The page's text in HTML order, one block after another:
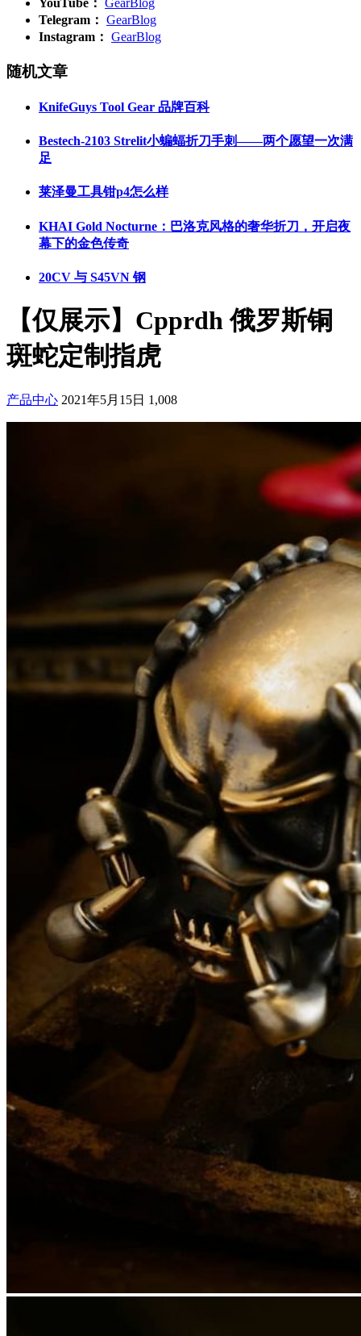
Telegram： GearBlog
Instagram： GearBlog
随机文章
KnifeGuys Tool Gear 品牌百科
Bestech-2103 Strelit小蝙蝠折刀手刺——两个愿望一次满
足
莱泽曼工具钳p4怎么样
KHAI Gold Nocturne：巴洛克风格的奢华折刀，开启夜
幕下的金色传奇
20CV 与 S45VN 钢
【仅展示】Cpprdh 俄罗斯铜
斑蛇定制指虎
产品中心 2021年5月15日 1,008